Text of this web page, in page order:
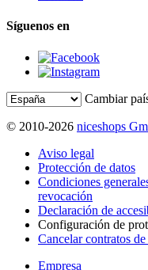
Síguenos en
Cambiar
© 2010-2026 niceshops
Aviso legal
Protección de datos
Condiciones
revocación
Declaración de
Configuración de
Cancelar contratos
Empresa